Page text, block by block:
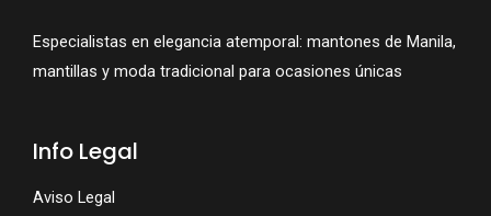
Especialistas en elegancia atemporal: mantones de Manila,
mantillas y moda tradicional para ocasiones únicas
Info Legal
Aviso Legal